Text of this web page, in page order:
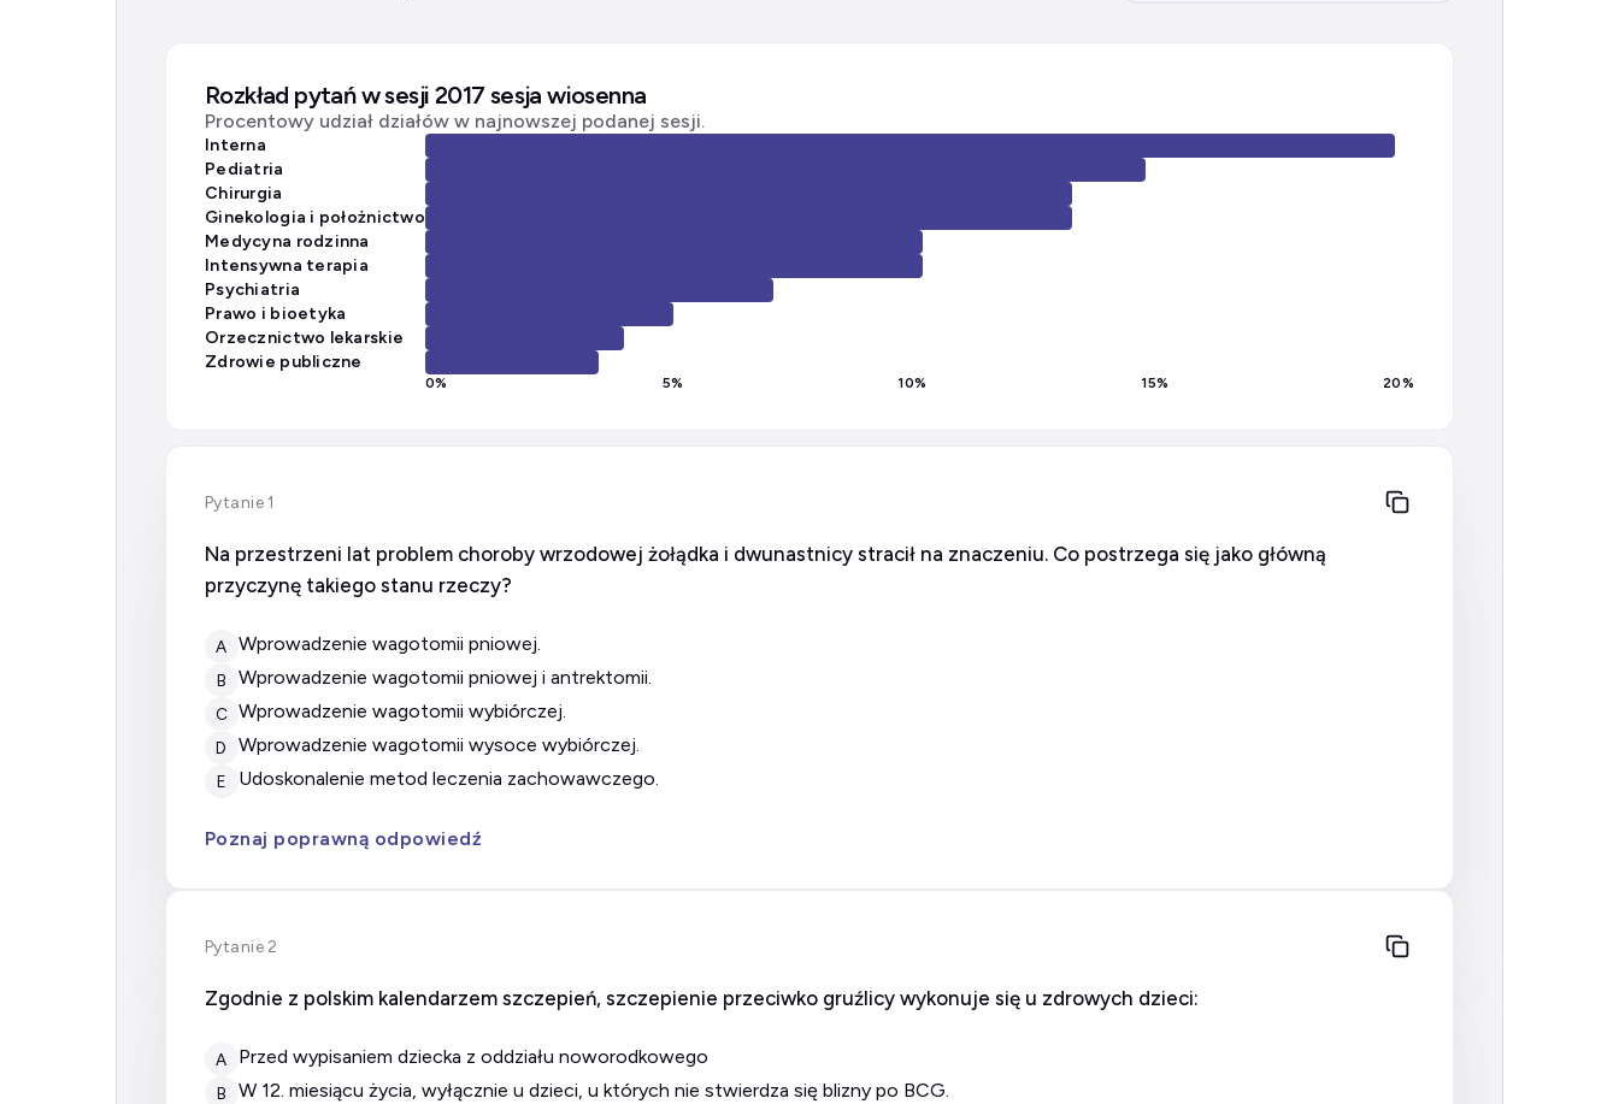
Rozkład pytań w sesji 2017 sesja wiosenna
Procentowy udział działów w najnowszej podanej sesji.
Interna
Pediatria
Chirurgia
Ginekologia i położnictwo
Medycyna rodzinna
Intensywna terapia
Psychiatria
Prawo i bioetyka
Orzecznictwo lekarskie
Zdrowie publiczne
0% 5% 10% 15% 20%
Pytanie 1
Na przestrzeni lat problem choroby wrzodowej żołądka i dwunastnicy stracił na znaczeniu. Co postrzega się jako główną
przyczynę takiego stanu rzeczy?
A wprowadzenie wagotomii pniowej.
B wprowadzenie wagotomii pniowej i antrektomii.
C wprowadzenie wagotomii wybiórczej.
D wprowadzenie wagotomii wysoce wybiórczej.
E udoskonalenie metod leczenia zachowawczego.
Poznaj poprawną odpowiedź
Pytanie 2
Zgodnie z polskim kalendarzem szczepień, szczepienie przeciwko gruźlicy wykonuje się u zdrowych dzieci:
A przed wypisaniem dziecka z oddziału noworodkowego
B w 12. miesiącu życia, wyłącznie u dzieci, u których nie stwierdza się blizny po BCG.